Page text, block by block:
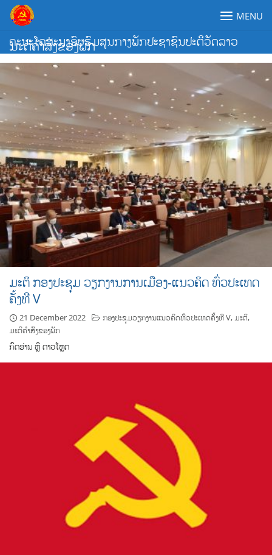
Skip
content
ຄະນະໂຄສະນາອົບຮົມສູນກາງພັກປະຊາຊົນປະຕິວັດລາວ
MENU
ມະຕິຄຳສັ່ງຂອງພັກ
ມະຕິ ກອງປະຊຸມ ວຽກງານການເມືອງ-ແນວຄິດ ທົ່ວປະເທດ
ຄັ້ງທີ V
21 December 2022 ກອງປະຊຸມວຽກງານແນວຄິດທົ່ວປະເທດຄັ້ງທີ V,ມະຕິ,
ມະຕິຄຳສັ່ງຂອງພັກ
ກົດອ່ານ ຫຼື ດາວໂຫຼດ